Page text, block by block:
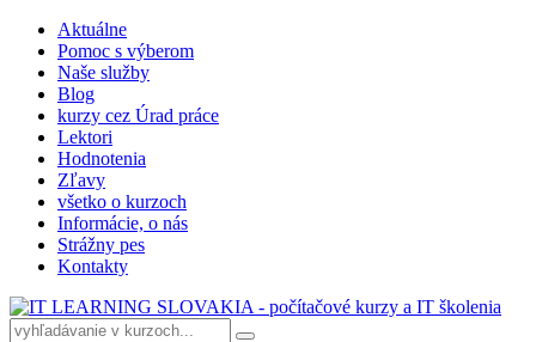
Aktuálne
Pomoc s výberom
Naše služby
Blog
kurzy cez Úrad práce
Lektori
Hodnotenia
Zľavy
všetko o kurzoch
Informácie, o nás
Strážny pes
Kontakty